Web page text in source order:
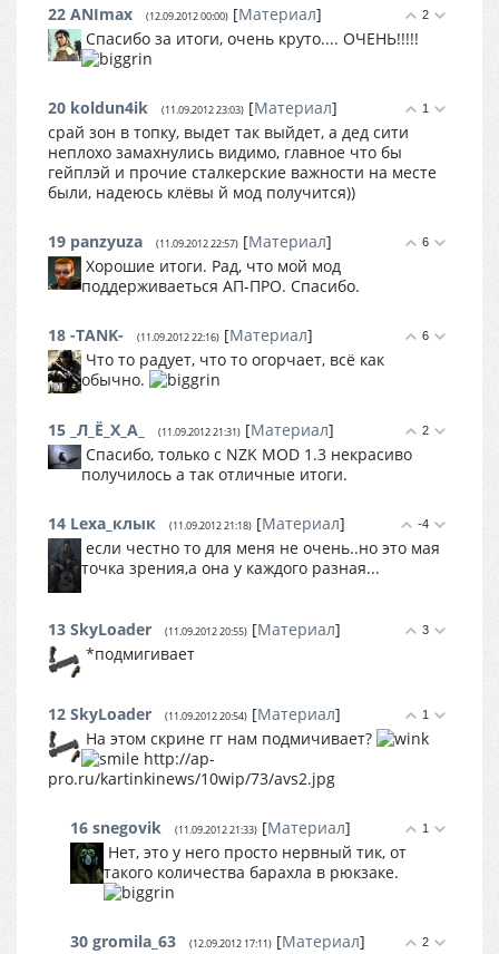
2
22 ANImax (12.09.2012 00:00) [Материал]
Спасибо за итоги, очень круто.... ОЧЕНЬ!!!!!
1
20 koldun4ik (11.09.2012 23:03) [Материал]
срай зон в топку, выдет так выйдет, а дед сити
неплохо замахнулись видимо, главное что бы
гейплэй и прочие сталкерские важности на месте
были, надеюсь клёвы й мод получится))
6
19 panzyuza (11.09.2012 22:57) [Материал]
Хорошие итоги. Рад, что мой мод
поддерживаеться АП-ПРО. Спасибо.
6
18 -TANK- (11.09.2012 22:16) [Материал]
Что то радует, что то огорчает, всё как
обычно.
2
15 _Л_Ё_Х_А_ (11.09.2012 21:31) [Материал]
Спасибо, только с NZK MOD 1.3 некрасиво
получилось а так отличные итоги.
-4
14 Lexa_клык (11.09.2012 21:18) [Материал]
если честно то для меня не очень..но это мая
точка зрения,а она у каждого разная...
3
13 SkyLoader (11.09.2012 20:55) [Материал]
*подмигивает
1
12 SkyLoader (11.09.2012 20:54) [Материал]
На этом скрине гг нам подмичивает?
http://ap-
pro.ru/kartinkinews/10wip/73/avs2.jpg
1
16 snegovik (11.09.2012 21:33) [Материал]
Нет, это у него просто нервный тик, от
такого количества барахла в рюкзаке.
2
30 gromila_63 (12.09.2012 17:11) [Материал]